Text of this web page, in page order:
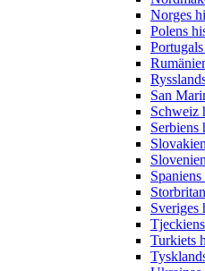
Norges
Polens
San
Schweiz
Serbiens
Sveriges
Turkiets